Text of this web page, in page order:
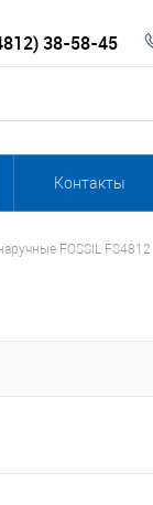
38-58-45
Контакты
FOSSIL FS4812